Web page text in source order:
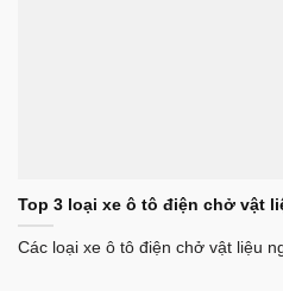
Top 3 loại xe ô tô điện chở vật
Các loại xe ô tô điện chở vật liệu